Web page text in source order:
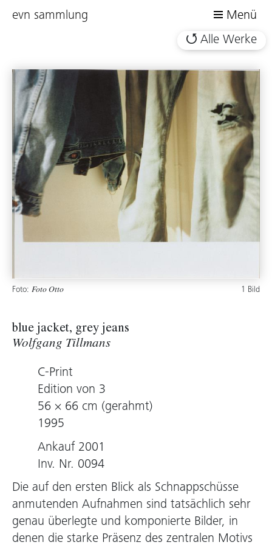
evn sammlung
Menü
Alle Werke
Foto: Foto Otto 1 Bild
blue jacket, grey jeans
Wolfgang Tillmans
C-Print
Edition von 3
56 × 66 cm (gerahmt)
1995
Ankauf 2001
Inv. Nr. 0094
Die auf den ersten Blick als Schnappschüsse
anmutenden Aufnahmen sind tatsächlich sehr
genau überlegte und komponierte Bilder, in
denen die starke Präsenz des zentralen Motivs